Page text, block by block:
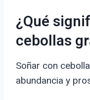
¿Qué
cebollas
Soñar con
abundancia y